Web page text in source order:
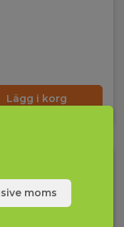
Lägg i korg
moms